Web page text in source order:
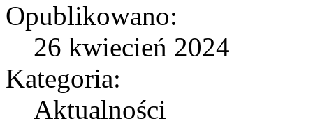
Opublikowano:
26 kwiecień 2024
Kategoria:
Aktualności